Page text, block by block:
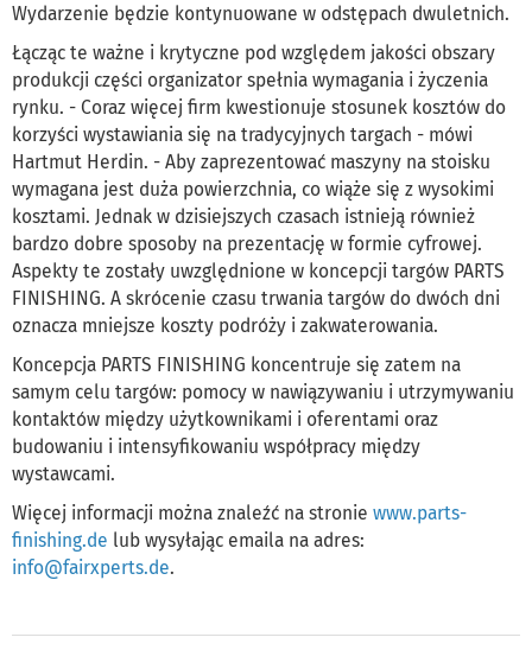
Wydarzenie będzie kontynuowane w odstępach dwuletnich.
Łącząc te ważne i krytyczne pod względem jakości obszary
produkcji części organizator spełnia wymagania i życzenia
rynku. - Coraz więcej firm kwestionuje stosunek kosztów do
korzyści wystawiania się na tradycyjnych targach - mówi
Hartmut Herdin. - Aby zaprezentować maszyny na stoisku
wymagana jest duża powierzchnia, co wiąże się z wysokimi
kosztami. Jednak w dzisiejszych czasach istnieją również
bardzo dobre sposoby na prezentację w formie cyfrowej.
Aspekty te zostały uwzględnione w koncepcji targów PARTS
FINISHING. A skrócenie czasu trwania targów do dwóch dni
oznacza mniejsze koszty podróży i zakwaterowania.
Koncepcja PARTS FINISHING koncentruje się zatem na
samym celu targów: pomocy w nawiązywaniu i utrzymywaniu
kontaktów między użytkownikami i oferentami oraz
budowaniu i intensyfikowaniu współpracy między
wystawcami.
Więcej informacji można znaleźć na stronie www.parts-
finishing.de lub wysyłając emaila na adres:
info@fairxperts.de.